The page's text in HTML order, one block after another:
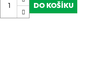
DO KOŠÍKU